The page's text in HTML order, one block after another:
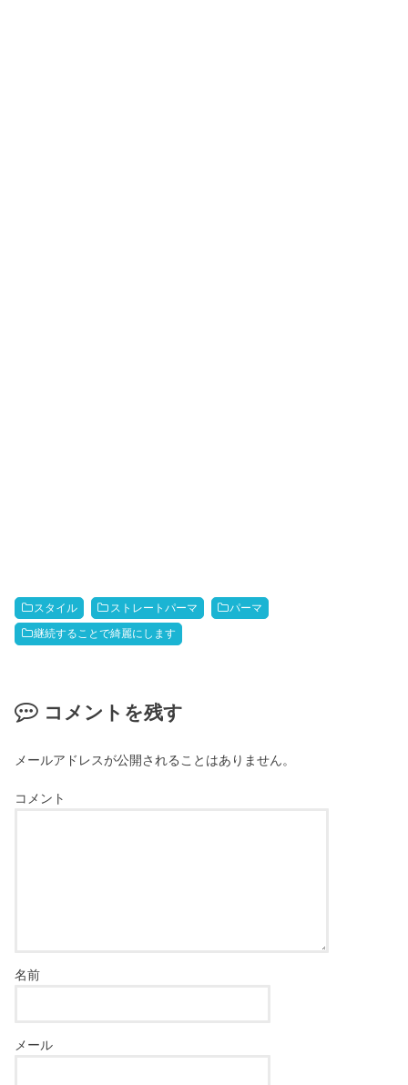
スタイル ストレートパーマ パーマ
継続することで綺麗にします
コメントを残す
メールアドレスが公開されることはありません。
コメント
名前
メール